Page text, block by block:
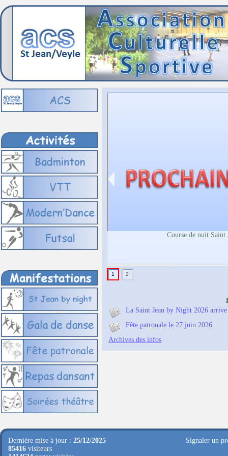
Course de nuit
1 2
La Saint Jean by Night 2026
Fête patronale le 27 juin 2026
Archives des infos
Dernière mise à jour : 25/12/2025
85416 visiteurs
Signaler un